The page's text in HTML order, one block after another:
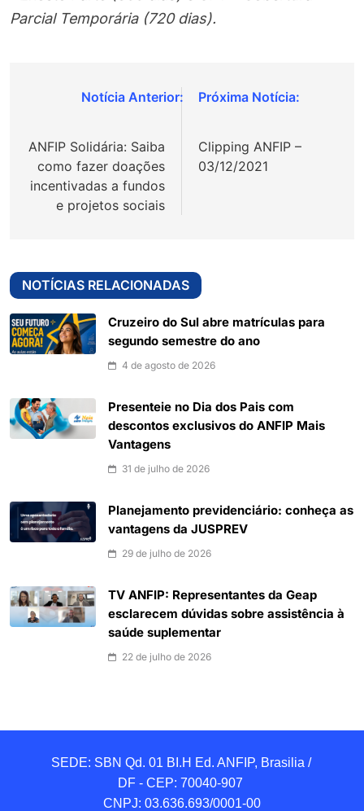
Parcial Temporária (720 dias).
Navegação
Post
ANFIP Solidária: Saiba
como fazer doações
incentivadas a fundos
e projetos sociais
Clipping ANFIP –
03/12/2021
NOTÍCIAS RELACIONADAS
Cruzeiro do Sul abre matrículas para
segundo semestre do ano
4 de agosto de 2026
Presenteie no Dia dos Pais com
descontos exclusivos do ANFIP Mais
Vantagens
31 de julho de 2026
Planejamento previdenciário: conheça as
vantagens da JUSPREV
29 de julho de 2026
TV ANFIP: Representantes da Geap
esclarecem dúvidas sobre assistência à
saúde suplementar
22 de julho de 2026
SEDE: SBN Qd. 01 BI.H Ed. ANFIP, Brasilia /
DF - CEP: 70040-907
CNPJ: 03.636.693/0001-00